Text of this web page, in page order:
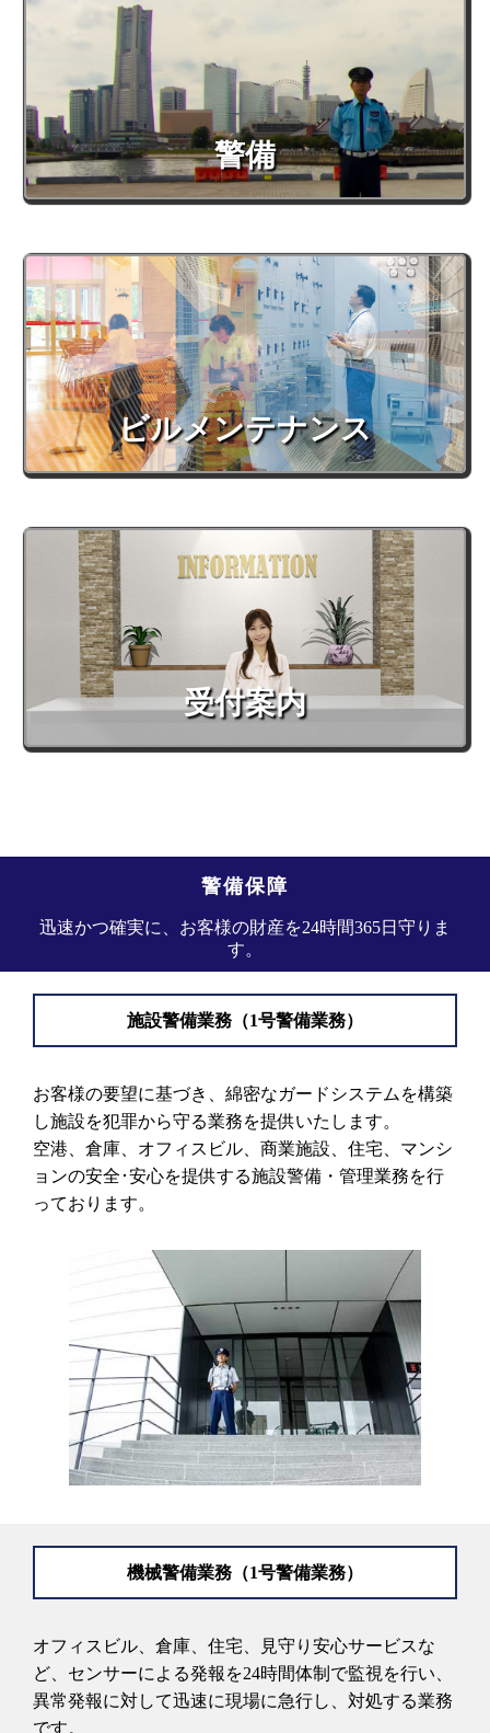
警備
ビルメンテナンス
受付案内
警備保障
迅速かつ確実に、お客様の財産を24時間365日守りま
す。
施設警備業務（1号警備業務）
お客様の要望に基づき、綿密なガードシステムを構築
し施設を犯罪から守る業務を提供いたします。
空港、倉庫、オフィスビル、商業施設、住宅、マンシ
ョンの安全･安心を提供する施設警備・管理業務を行
っております。
機械警備業務（1号警備業務）
オフィスビル、倉庫、住宅、見守り安心サービスな
ど、センサーによる発報を24時間体制で監視を行い、
異常発報に対して迅速に現場に急行し、対処する業務
です。